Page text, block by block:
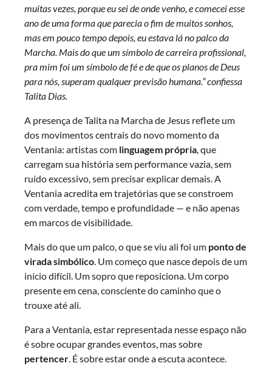
muitas vezes, porque eu sei de onde venho, e comecei esse
ano de uma forma que parecia o fim de muitos sonhos,
mas em pouco tempo depois, eu estava lá no palco da
Marcha. Mais do que um símbolo de carreira profissional,
pra mim foi um símbolo de fé e de que os planos de Deus
para nós, superam qualquer previsão humana.” confiessa
Talita Dias.
A presença de Talita na Marcha de Jesus reflete um
dos movimentos centrais do novo momento da
Ventania: artistas com linguagem própria, que
carregam sua história sem performance vazia, sem
ruído excessivo, sem precisar explicar demais. A
Ventania acredita em trajetórias que se constroem
com verdade, tempo e profundidade — e não apenas
em marcos de visibilidade.
Mais do que um palco, o que se viu ali foi um ponto de
virada simbólico. Um começo que nasce depois de um
início difícil. Um sopro que reposiciona. Um corpo
presente em cena, consciente do caminho que o
trouxe até ali.
Para a Ventania, estar representada nesse espaço não
é sobre ocupar grandes eventos, mas sobre
pertencer. É sobre estar onde a escuta acontece.